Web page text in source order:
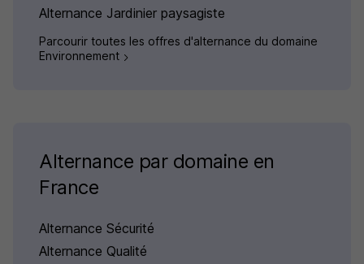
Alternance Jardinier paysagiste
Parcourir toutes les offres d'alternance du domaine
Environnement
Alternance par domaine en
France
Alternance Sécurité
Alternance Qualité